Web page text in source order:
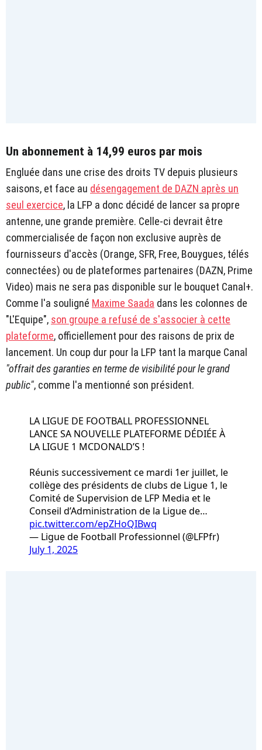
Un abonnement à 14,99 euros par mois
Engluée dans une crise des droits TV depuis plusieurs
saisons, et face au désengagement de DAZN après un
seul exercice, la LFP a donc décidé de lancer sa propre
antenne, une grande première. Celle-ci devrait être
commercialisée de façon non exclusive auprès de
fournisseurs d'accès (Orange, SFR, Free, Bouygues, télés
connectées) ou de plateformes partenaires (DAZN, Prime
Video) mais ne sera pas disponible sur le bouquet Canal+.
Comme l'a souligné Maxime Saada dans les colonnes de
"L'Equipe", son groupe a refusé de s'associer à cette
plateforme, officiellement pour des raisons de prix de
lancement. Un coup dur pour la LFP tant la marque Canal
"offrait des garanties en terme de visibilité pour le grand
public", comme l'a mentionné son président.
LA LIGUE DE FOOTBALL PROFESSIONNEL
LANCE SA NOUVELLE PLATEFORME DÉDIÉE À
LA LIGUE 1 MCDONALD’S !
Réunis successivement ce mardi 1er juillet, le
collège des présidents de clubs de Ligue 1, le
Comité de Supervision de LFP Media et le
Conseil d’Administration de la Ligue de…
pic.twitter.com/epZHoQIBwq
— Ligue de Football Professionnel (@LFPfr)
July 1, 2025